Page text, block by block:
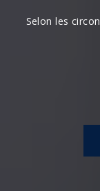
Selon les